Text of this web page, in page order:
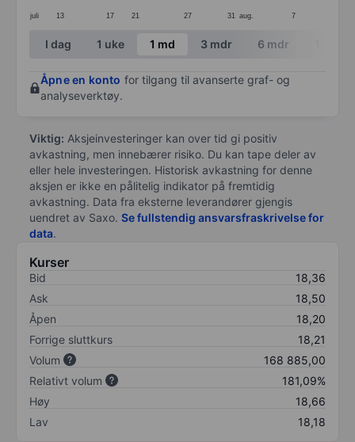
juli 13 17 21 27 31 aug. 7
End of interactive chart.
I dag 1 uke 1 md 3 mdr 6 mdr
Åpne en konto for tilgang til avanserte graf- og
analyseverktøy.
Viktig: Aksjeinvesteringer kan over tid gi positiv
avkastning, men innebærer risiko. Du kan tape deler av
eller hele investeringen. Historisk avkastning for denne
aksjen er ikke en pålitelig indikator på fremtidig
avkastning. Data fra eksterne leverandører gjengis
uendret av Saxo. Se fullstendig ansvarsfraskrivelse for
data.
Kurser
Bid
18,36
Ask
18,50
Åpen
18,20
Forrige sluttkurs
18,21
Volum
168 885,00
Relativt volum
181,09%
Høy
18,66
Lav
18,18